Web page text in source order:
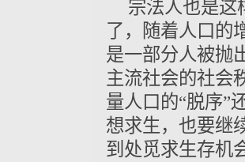
宗法人也是这
了，随着人口的
是一部分人被抛
主流社会的社会
量人口的“脱序”
想求生，也要继
到处觅求生存机